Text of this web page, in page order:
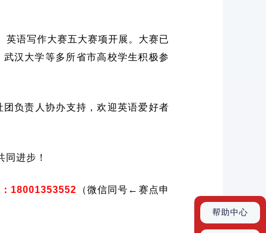
英语写作大赛五大赛项开展。大赛已
汉大学等多所省市高校学生积极参
负责人协办支持，欢迎英语爱好者
进步！
18001353552 （微信同号←赛点申
帮助中心